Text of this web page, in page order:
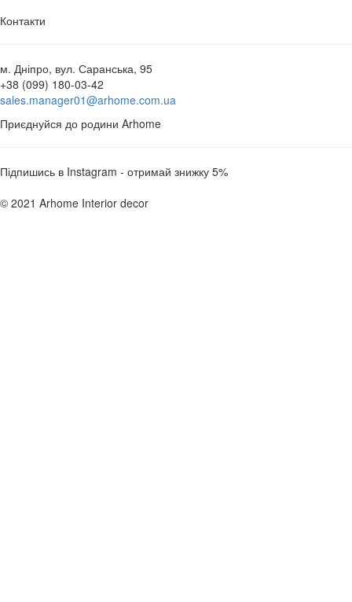
Контакти
м. Дніпро, вул. Саранська, 95
+38 (099) 180-03-42
sales.manager01@arhome.com.ua
Приєднуйся до родини Arhome
Підпишись в Instagram - отримай знижку 5%
© 2021 Arhome Interior decor